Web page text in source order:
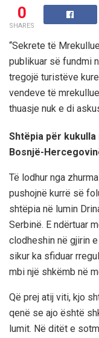
0
SHARES
“Sekrete të
publikuar së fundmi
tregojë turistëve
vendeve të
thuasje nuk e di
Shtëpia për kukulla
Bosnjë-
Të lodhur nga
pushojnë kurrë së
shtëpia në lumin
Serbinë. E ndërtuar
clodheshin në gjirin
sikur ka sfiduar
mbi një shkëmb në
Që prej atij viti, kjo
qenë se ajo është
lumit. Në ditët e